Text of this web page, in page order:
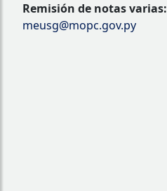
Remisión de notas varias:
meusg@mopc.gov.py